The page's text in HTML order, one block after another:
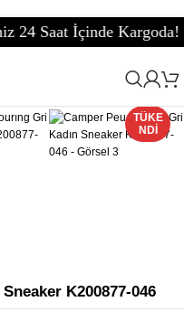
İçinde Kargoda!
TÜKE
NDI
K200877-046